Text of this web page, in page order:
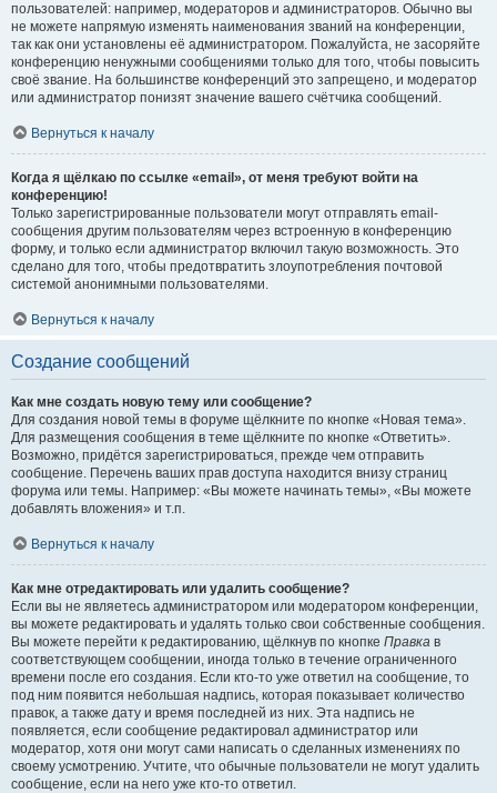
пользователей: например, модераторов и администраторов. Обычно вы
не можете напрямую изменять наименования званий на конференции,
так как они установлены её администратором. Пожалуйста, не засоряйте
конференцию ненужными сообщениями только для того, чтобы повысить
своё звание. На большинстве конференций это запрещено, и модератор
или администратор понизят значение вашего счётчика сообщений.
Вернуться к началу
Когда я щёлкаю по ссылке «email», от меня требуют войти на
конференцию!
Только зарегистрированные пользователи могут отправлять email-
сообщения другим пользователям через встроенную в конференцию
форму, и только если администратор включил такую возможность. Это
сделано для того, чтобы предотвратить злоупотребления почтовой
системой анонимными пользователями.
Вернуться к началу
Создание сообщений
Как мне создать новую тему или сообщение?
Для создания новой темы в форуме щёлкните по кнопке «Новая тема».
Для размещения сообщения в теме щёлкните по кнопке «Ответить».
Возможно, придётся зарегистрироваться, прежде чем отправить
сообщение. Перечень ваших прав доступа находится внизу страниц
форума или темы. Например: «Вы можете начинать темы», «Вы можете
добавлять вложения» и т.п.
Вернуться к началу
Как мне отредактировать или удалить сообщение?
Если вы не являетесь администратором или модератором конференции,
вы можете редактировать и удалять только свои собственные сообщения.
Вы можете перейти к редактированию, щёлкнув по кнопке Правка в
соответствующем сообщении, иногда только в течение ограниченного
времени после его создания. Если кто-то уже ответил на сообщение, то
под ним появится небольшая надпись, которая показывает количество
правок, а также дату и время последней из них. Эта надпись не
появляется, если сообщение редактировал администратор или
модератор, хотя они могут сами написать о сделанных изменениях по
своему усмотрению. Учтите, что обычные пользователи не могут удалить
сообщение, если на него уже кто-то ответил.